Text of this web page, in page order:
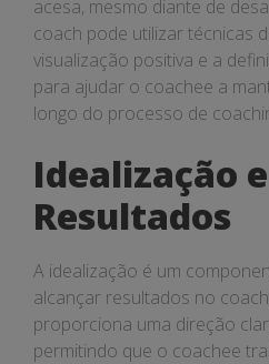
acesa, mesmo diante de
coach pode utilizar técnicas
visualização positiva e a
para ajudar o coachee a
longo do processo de
Idealização e
Resultados
A idealização é um
alcançar resultados no
proporciona uma direção
permitindo que o coachee